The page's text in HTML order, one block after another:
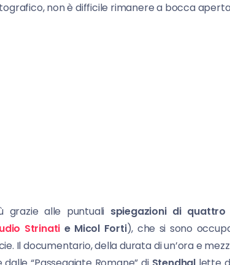
non è difficile rimanere a bocca
grazie alle puntuali spiegazioni di
Strinati e Micol Forti), che si sono
Il documentario, della durata di un’ora e